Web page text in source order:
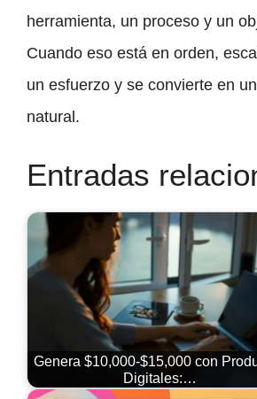
herramienta, un proceso y un
Cuando eso está en orden,
un esfuerzo y se convierte en
natural.
Entradas
Genera $10,000-$15,000 con
Digitales:…